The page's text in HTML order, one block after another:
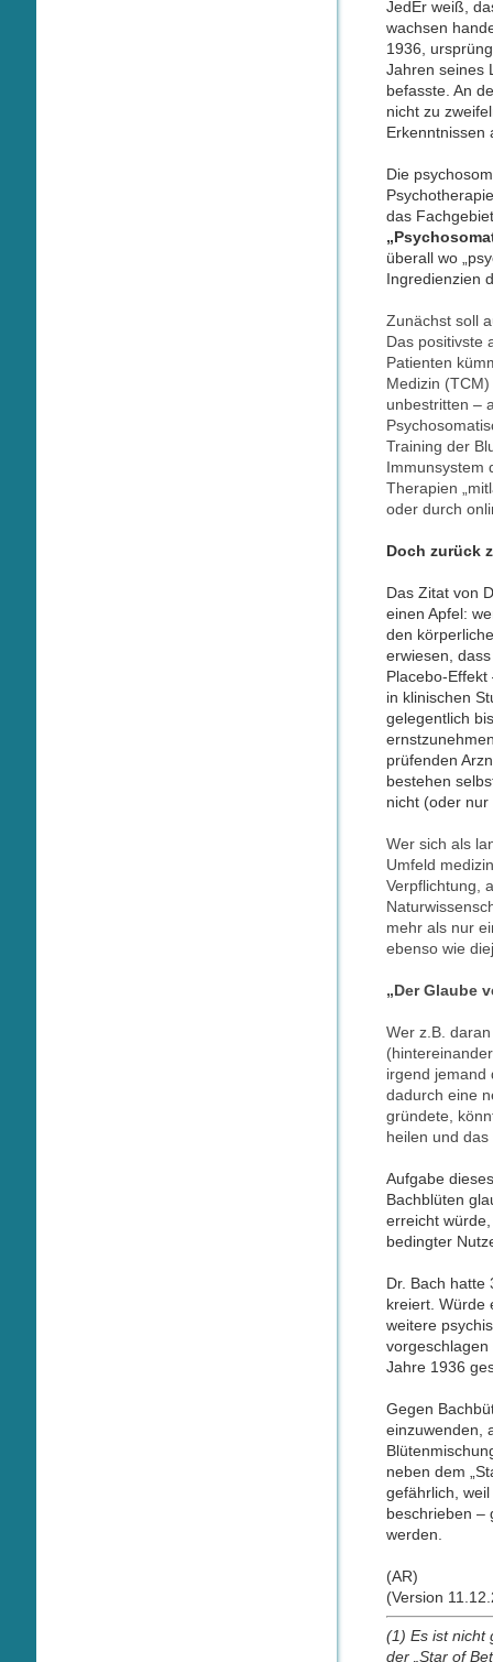
JedEr weiß,
wachsen
1936,
Jahren seines
befasste. An
nicht zu
Erkenntnissen
Die
das
überall wo
Ingredienzien
Zunächst soll
Das positivste
Patienten
Medizin
unbestritten –
Training der
Immunsystem
Therapien
oder durch
Doch zurück
Das Zitat von
einen Apfel:
den
erwiesen,
Placebo-
in klinischen
gelegentlich
prüfenden
bestehen
nicht (oder
Wer sich als
Umfeld
Verpflichtung,
mehr als nur
ebenso wie
„Der Glaube
Wer z.B.
irgend jemand
dadurch eine
gründete,
heilen und das
Aufgabe
Bachblüten
erreicht
bedingter
Dr. Bach hatte
kreiert. Würde
weitere
Jahre 1936
Gegen
einzuwenden,
neben dem
gefährlich,
beschrieben –
werden.
(AR)
(Version
(1) Es ist nicht
der „Star of